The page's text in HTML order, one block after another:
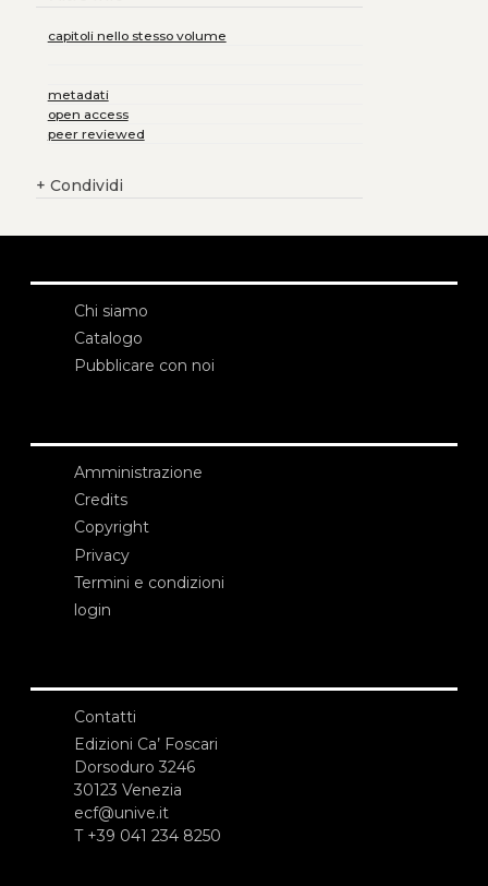
capitoli nello stesso volume
metadati
open access
peer reviewed
+ Condividi
Chi siamo
Catalogo
Pubblicare con noi
Amministrazione
Credits
Copyright
Privacy
Termini e condizioni
login
Contatti
Edizioni Ca’ Foscari
Dorsoduro 3246
30123 Venezia
ecf@unive.it
T +39 041 234 8250